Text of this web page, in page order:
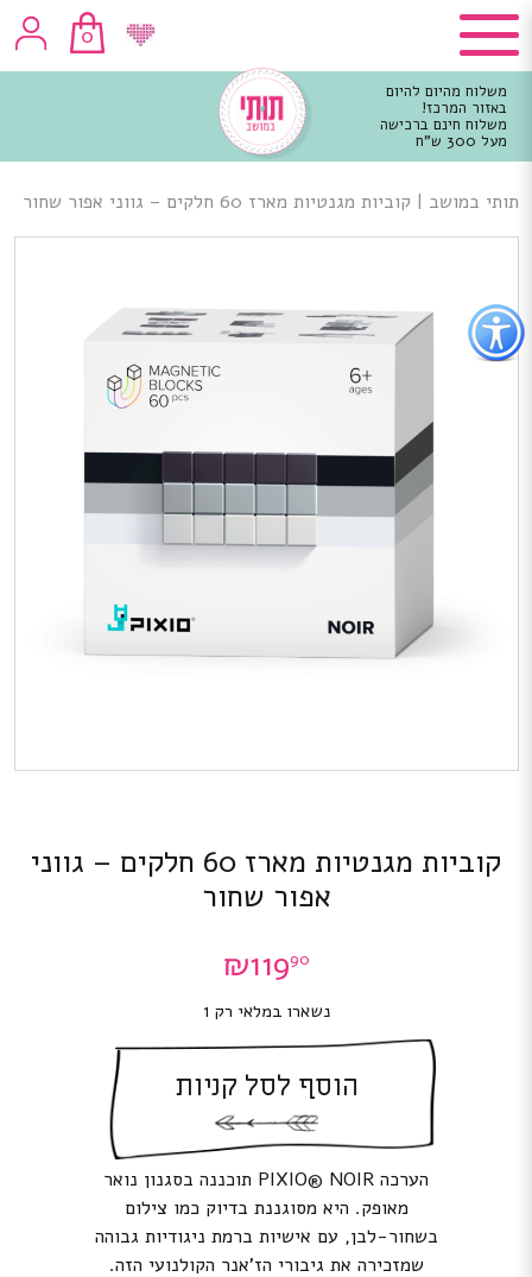
כפתור
לפתיחת
תפריט
נגישות
0
משלוח מהיום להיום
באזור המרכז!
משלוח חינם ברכישה
מעל 300 ש"ח
מרכזי
תותי במושב | קוביות מגנטיות מארז 60 חלקים – גווני אפור שחור
קוביות מגנטיות מארז 60 חלקים – גווני
אפור שחור
₪11990
נשארו במלאי רק 1
הוסף לסל קניות
הערכה PIXIO® NOIR תוכננה בסגנון נואר
מאופק. היא מסוגננת בדיוק כמו צילום
בשחור-לבן, עם אישיות ברמת ניגודיות גבוהה
שמזכירה את גיבורי הז’אנר הקולנועי הזה.